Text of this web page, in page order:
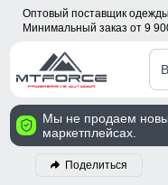
Оптовый поставщик
Минимальный заказ от 9
Мы не продаем
маркетплейсах.
Поделиться